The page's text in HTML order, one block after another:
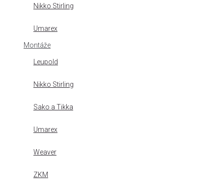
Nikko Stirling
Umarex
Montáže
Leupold
Nikko Stirling
Sako a Tikka
Umarex
Weaver
ZKM